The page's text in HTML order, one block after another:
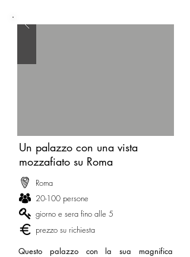
Un palazzo con una vista
mozzafiato su Roma
Roma
20-100 persone
giorno e sera fino alle 5
prezzo su richiesta
Questo palazzo con la sua magnifica